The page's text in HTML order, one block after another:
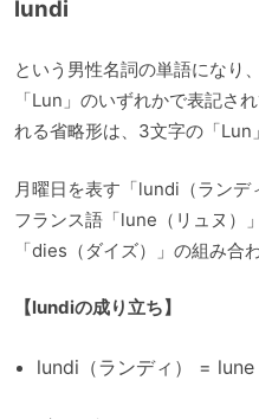
lundi
という男性名詞の単語になり
「Lun」のいずれかで表記さ
れる省略形は、3文字の「Lun
月曜日を表す「lundi（ランデ
フランス語「lune（リュヌ）
「dies（ダイズ）」の組み合
【lundiの成り立ち】
lundi（ランディ） = lune